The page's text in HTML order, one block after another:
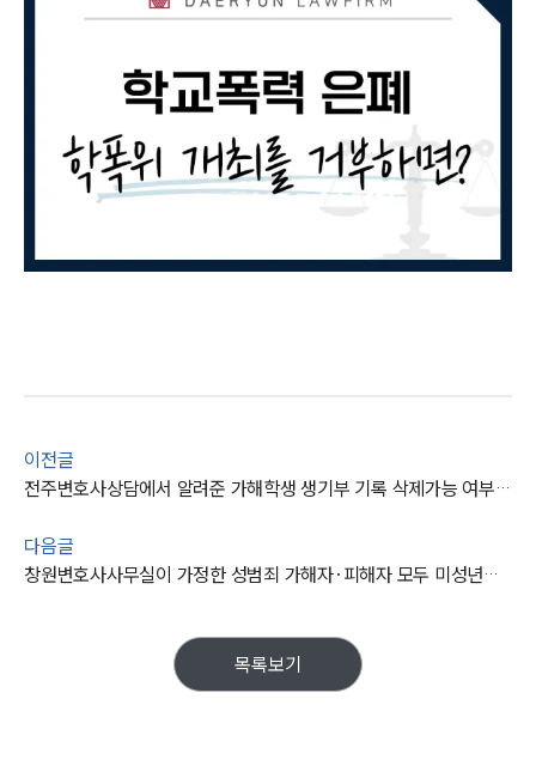
이전글
전주변호사상담에서 알려준 가해학생 생기부 기록 삭제가능 여부는?
다음글
창원변호사사무실이 가정한 성범죄 가해자·피해자 모두 미성년자인 경우라면?
목록보기